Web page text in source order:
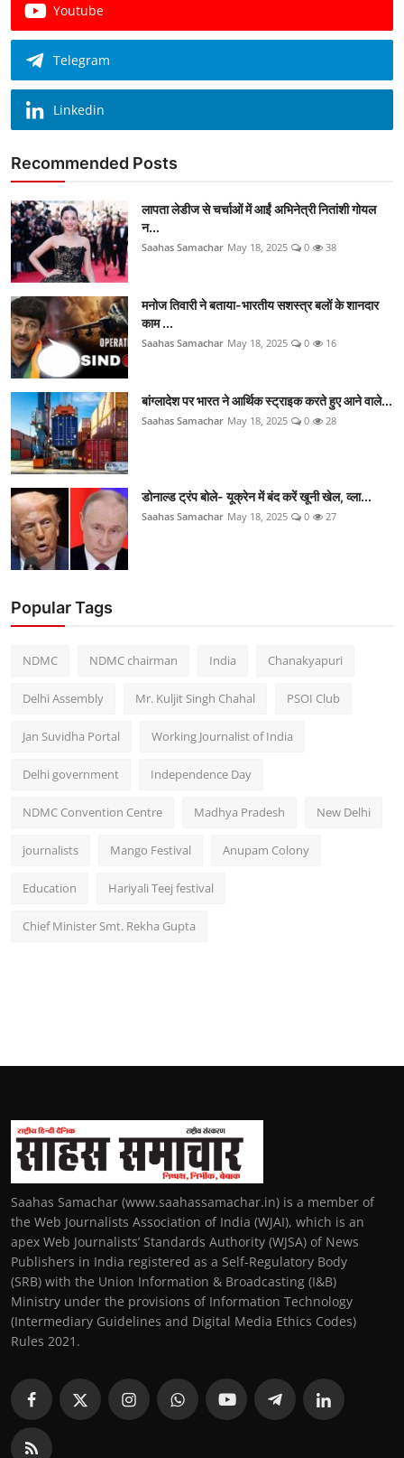
Youtube
Telegram
Linkedin
Recommended Posts
लापता लेडीज से चर्चाओं में आईं अभिनेत्री नितांशी गोयल
न...
Saahas Samachar May 18, 2025 0 38
मनोज तिवारी ने बताया-भारतीय सशस्त्र बलों के शानदार
काम ...
Saahas Samachar May 18, 2025 0 16
बांग्लादेश पर भारत ने आर्थिक स्ट्राइक करते हुए आने वाले...
Saahas Samachar May 18, 2025 0 28
डोनाल्ड ट्रंप बोले- यूक्रेन में बंद करें खूनी खेल, व्ला...
Saahas Samachar May 18, 2025 0 27
Popular Tags
NDMC NDMC chairman India Chanakyapuri
Delhi Assembly Mr. Kuljit Singh Chahal PSOI Club
Jan Suvidha Portal Working Journalist of India
Delhi government Independence Day
NDMC Convention Centre Madhya Pradesh New Delhi
journalists Mango Festival Anupam Colony
Education Hariyali Teej festival
Chief Minister Smt. Rekha Gupta
Saahas Samachar (www.saahassamachar.in) is a member of
the Web Journalists Association of India (WJAI), which is an
apex Web Journalists’ Standards Authority (WJSA) of News
Publishers in India registered as a Self-Regulatory Body
(SRB) with the Union Information & Broadcasting (I&B)
Ministry under the provisions of Information Technology
(Intermediary Guidelines and Digital Media Ethics Codes)
Rules 2021.